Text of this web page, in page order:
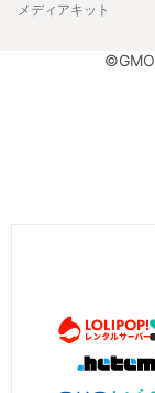
メディアキット